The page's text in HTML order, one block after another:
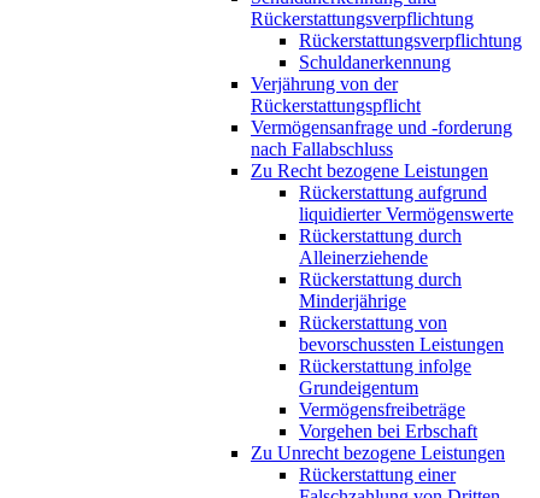
Rückerstattungsverpflichtung
Rückerstattungsverpflichtung
Schuldanerkennung
Verjährung von der
Rückerstattungspflicht
Vermögensanfrage und -forderung
nach Fallabschluss
Zu Recht bezogene Leistungen
Rückerstattung aufgrund
liquidierter Vermögenswerte
Rückerstattung durch
Alleinerziehende
Rückerstattung durch
Minderjährige
Rückerstattung von
bevorschussten Leistungen
Rückerstattung infolge
Grundeigentum
Vermögensfreibeträge
Vorgehen bei Erbschaft
Zu Unrecht bezogene Leistungen
Rückerstattung einer